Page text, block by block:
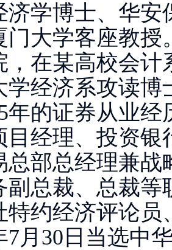
济学博士、华
门大学客座教授
在某高校会计
学经济系攻读
年的证券从业
目经理、投资
总部总经理兼
副总裁、总裁
特约经济评论
7月30日当选中